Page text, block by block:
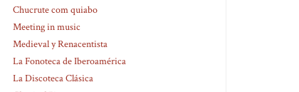
Chucrute com quiabo
Meeting in music
Medieval y Renacentista
La Fonoteca de Iberoamérica
La Discoteca Clásica